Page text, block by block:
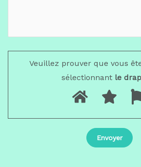
Veuillez prouver que vous
sélectionnantle